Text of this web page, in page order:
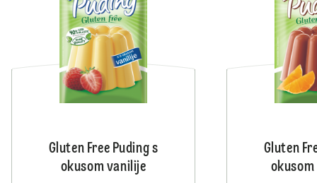
Gluten Free Puding s
okusom vanilije
Gluten